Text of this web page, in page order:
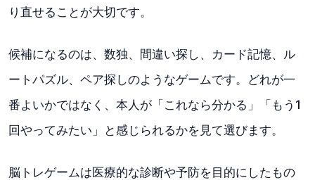
り直せることが大切です。
候補になるのは、数独、間違い探し、カード記憶、ル
ートパズル、ペア探しのようなゲームです。どれが一
番よいかではなく、本人が「これなら分かる」「もう1
回やってみたい」と感じられるかを見て選びます。
脳トレゲームは医療的な診断や予防を目的にしたもの